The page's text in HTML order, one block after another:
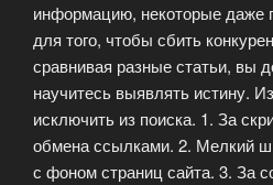
информацию, некоторые даже
для того, чтобы сбить
сравнивая разные статьи, вы
научитесь выявлять истину.
исключить из поиска. 1. За
обмена ссылками. 2. Мелкий
с фоном страниц сайта. 3. За